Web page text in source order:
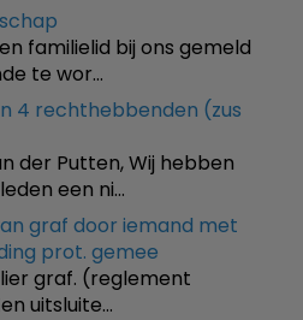
familielid bij ons gemeld
te wor…
4 rechthebbenden (zus
der Putten, Wij hebben
een ni…
graf door iemand met
prot. gemee
graf. (reglement
uitsluite…